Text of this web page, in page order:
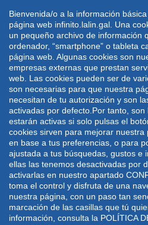
Bienvenida/o a la información
página web infinito.lalin.gal. Una
un pequeño archivo de información
ordenador, “smartphone” o tableta
página web. Algunas cookies son
empresas externas que prestan
web. Las cookies pueden ser de
son necesarias para que nuestra
necesitan de tu autorización y son
activadas por defecto.Por tanto,
estarán activas si solo pulsas el
cookies sirven para mejorar
en base a tus preferencias, o para
ajustada a tus búsquedas, gustos e
ellas las tenemos desactivadas por
activarlas en nuestro apartado
toma el control y disfruta de una
nuestra página, con un paso tan
marcación de las casillas que tú
información, consulta la POLÍTICA
Radio Lalín
CONTACTO
Plaza de Galicia 1
36500 Lalín
lalin@lalin.gal
Mapa web Aviso legal
Política de cookies
Deseño e desenvolvemento: UTE
WEBDREAMS